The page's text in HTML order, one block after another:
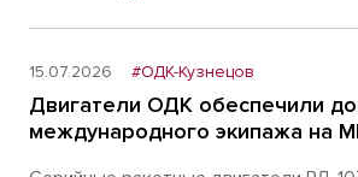
15.07.2026 #ОДК-Кузнецов
Двигатели ОДК обеспечили
международного экипажа на